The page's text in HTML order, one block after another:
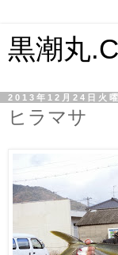
黒潮丸
2013年12月24日火曜
ヒラマサ